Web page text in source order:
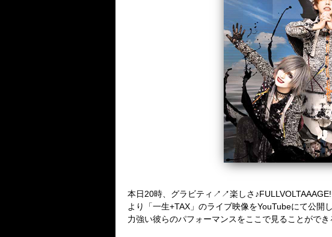
本日20時、グラビティ↗︎↗︎楽しさ
より「一生+TAX」のライブ映像をYouTubeにて公開し
力強い彼らのパフォーマンスをここで見ることができ